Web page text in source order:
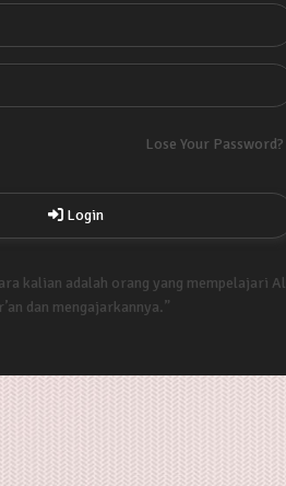
Lose Your Password?
Login
kalian adalah orang yang mempelajari Al
dan mengajarkannya.”